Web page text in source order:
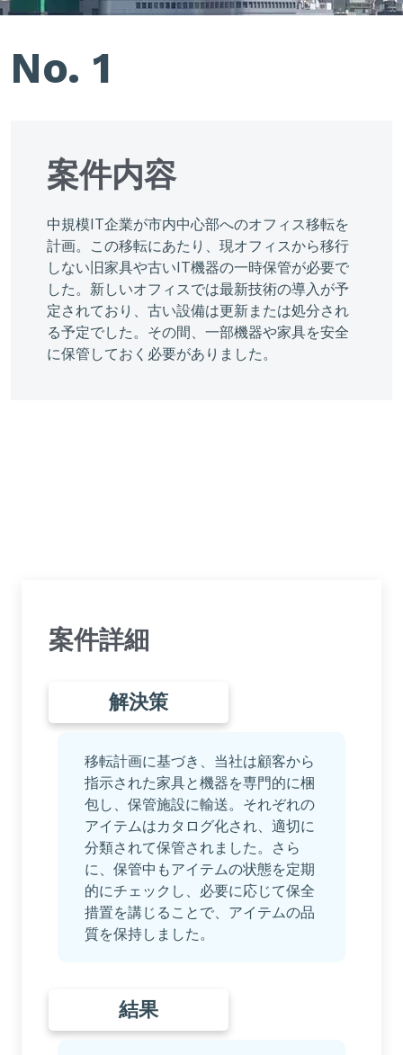
No. 1
案件内容
中規模IT企業が市内中心部へのオフィス移転を
計画。この移転にあたり、現オフィスから移行
しない旧家具や古いIT機器の一時保管が必要で
した。新しいオフィスでは最新技術の導入が予
定されており、古い設備は更新または処分され
る予定でした。その間、一部機器や家具を安全
に保管しておく必要がありました。
案件詳細
解決策
移転計画に基づき、当社は顧客から
指示された家具と機器を専門的に梱
包し、保管施設に輸送。それぞれの
アイテムはカタログ化され、適切に
分類されて保管されました。さら
に、保管中もアイテムの状態を定期
的にチェックし、必要に応じて保全
措置を講じることで、アイテムの品
質を保持しました。
結果